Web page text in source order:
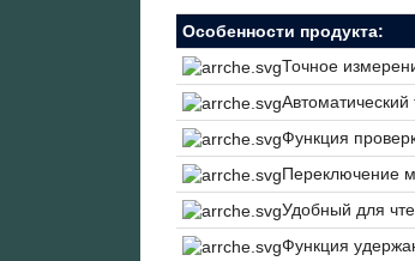
Особенности продукта:
Точное
Функция
Переключение
Удобный для
Функция